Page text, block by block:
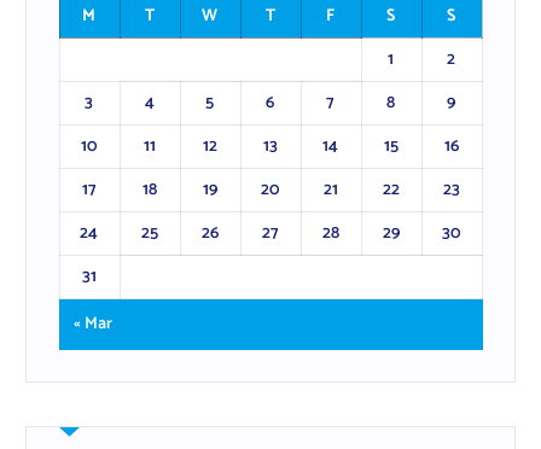
M
T W T F S
S
1
2
3
4 5 6 7 8
9
10
11 12 13 14 15
16
17
18 19 20 21 22
23
24
25 26 27 28 29
30
31
« Mar